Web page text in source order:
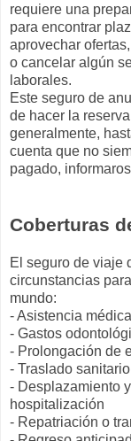
requiere una
para encontrar
aprovechar
o cancelar algún
laborales.
Este seguro de
de hacer la
generalmente,
cuenta que no
pagado,
Coberturas
El seguro de viaje
circunstancias
mundo:
- Asistencia
- Gastos
- Prolongación de
- Traslado
- Desplazamiento
hospitalización
- Repatriación o